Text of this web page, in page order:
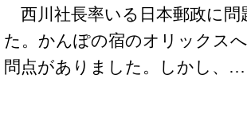
西川社長率いる日本郵政に問
た。かんぽの宿のオリックス
問点がありました。しかし、…